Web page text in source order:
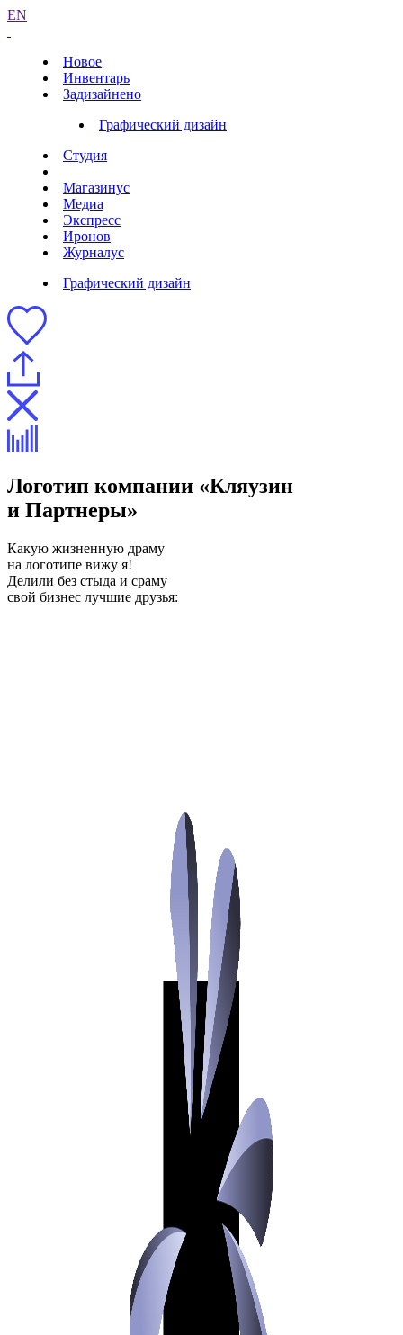
EN
Новое
Инвентарь
Задизайнено
Графический дизайн
Студия
Магазинус
Медиа
Экспресс
Иронов
Журналус
Графический дизайн
Логотип компании «Кляузин
и Партнеры»
Какую жизненную драму
на логотипе вижу я!
Делили без стыда и сраму
свой бизнес лучшие друзья: